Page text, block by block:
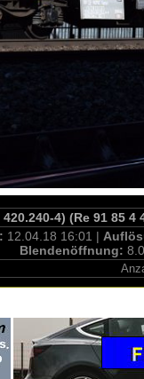
4) (Re 91 85
12.04.18 16:01 |
Blendenöffnung: